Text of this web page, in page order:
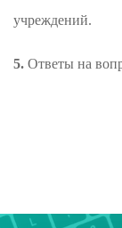
учреждений.
5. Ответы на